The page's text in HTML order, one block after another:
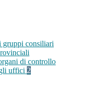
gruppi consiliari
di controllo
uffici 2